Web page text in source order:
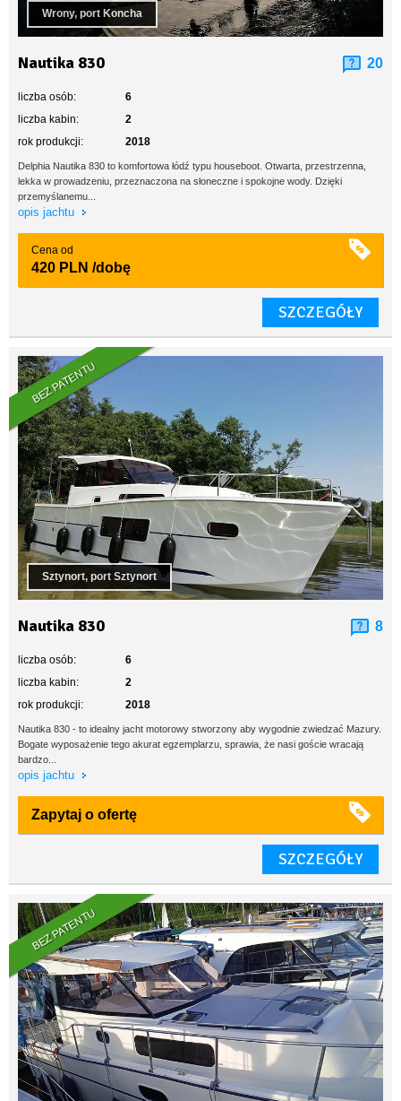
Wrony, port Koncha
Nautika 830 20
liczba osób:
6
liczba kabin:
2
rok produkcji:
2018
Delphia Nautika 830 to komfortowa łódź typu houseboot. Otwarta, przestrzenna,
lekka w prowadzeniu, przeznaczona na słoneczne i spokojne wody. Dzięki
przemyślanemu...
opis jachtu
Cena od
420 PLN /dobę
SZCZEGÓŁY
BEZ PATENTU
Sztynort, port Sztynort
Nautika 830 8
liczba osób:
6
liczba kabin:
2
rok produkcji:
2018
Nautika 830 - to idealny jacht motorowy stworzony aby wygodnie zwiedzać Mazury.
Bogate wyposażenie tego akurat egzemplarzu, sprawia, że nasi goście wracają
bardzo...
opis jachtu
Zapytaj o ofertę
SZCZEGÓŁY
BEZ PATENTU